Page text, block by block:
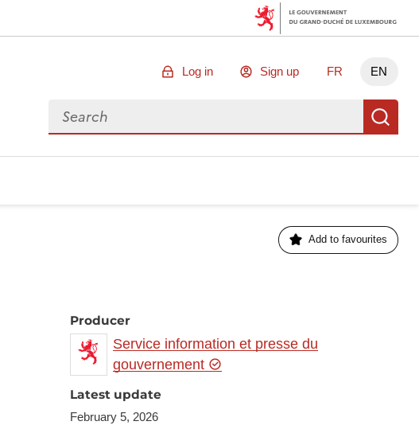
Log in Sign up FR EN
Search for data
Add to favourites
Producer
Service information et presse du
gouvernement
Latest update
February 5, 2026